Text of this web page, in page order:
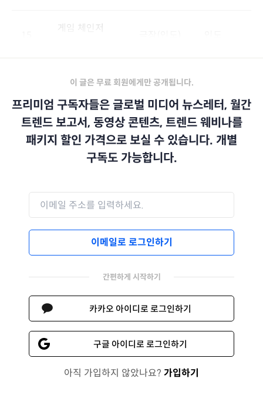
게임 체인저
이 글은 무료 회원에게만 공개됩니다.
프리미엄 구독자들은 글로벌 미디어 뉴스레터, 월간
트렌드 보고서, 동영상 콘텐츠, 트렌드 웨비나를
패키지 할인 가격으로 보실 수 있습니다. 개별
구독도 가능합니다.
이메일로 로그인하기
간편하게 시작하기
카카오 아이디로 로그인하기
구글 아이디로 로그인하기
아직 가입하지 않았나요? 가입하기